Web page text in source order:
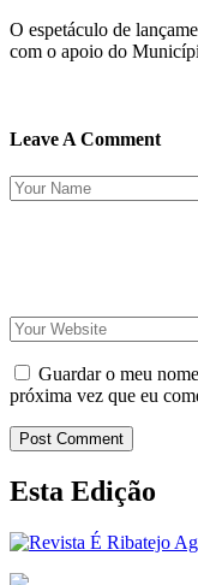
O espetáculo de
com o apoio do
Leave A Comment
Guardar o meu
próxima vez que eu
Post Comment
Esta Edição